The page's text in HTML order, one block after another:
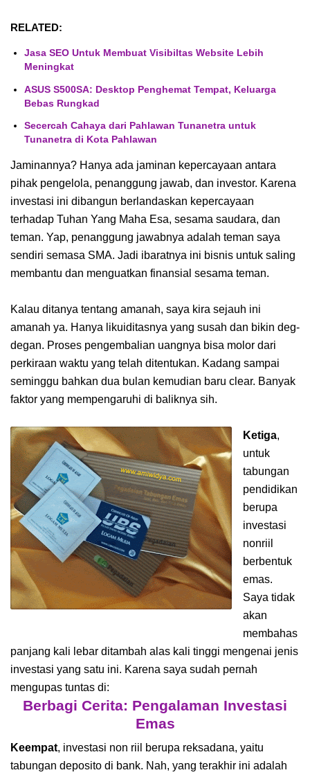
RELATED:
Jasa SEO Untuk Membuat Visibiltas Website Lebih
Meningkat
ASUS S500SA: Desktop Penghemat Tempat, Keluarga
Bebas Rungkad
Secercah Cahaya dari Pahlawan Tunanetra untuk
Tunanetra di Kota Pahlawan
Jaminannya? Hanya ada jaminan kepercayaan antara
pihak pengelola, penanggung jawab, dan investor. Karena
investasi ini dibangun berlandaskan kepercayaan
terhadap Tuhan Yang Maha Esa, sesama saudara, dan
teman. Yap, penanggung jawabnya adalah teman saya
sendiri semasa SMA. Jadi ibaratnya ini bisnis untuk saling
membantu dan menguatkan finansial sesama teman.
Kalau ditanya tentang amanah, saya kira sejauh ini
amanah ya. Hanya likuiditasnya yang susah dan bikin deg-
degan. Proses pengembalian uangnya bisa molor dari
perkiraan waktu yang telah ditentukan. Kadang sampai
seminggu bahkan dua bulan kemudian baru clear. Banyak
faktor yang mempengaruhi di baliknya sih.
Ketiga,
untuk
tabungan
pendidikan
berupa
investasi
nonriil
berbentuk
emas.
Saya tidak
akan
membahas
panjang kali lebar ditambah alas kali tinggi mengenai jenis
investasi yang satu ini. Karena saya sudah pernah
mengupas tuntas di:
Berbagi Cerita: Pengalaman Investasi
Emas
Keempat, investasi non riil berupa reksadana, yaitu
tabungan deposito di bank. Nah, yang terakhir ini adalah